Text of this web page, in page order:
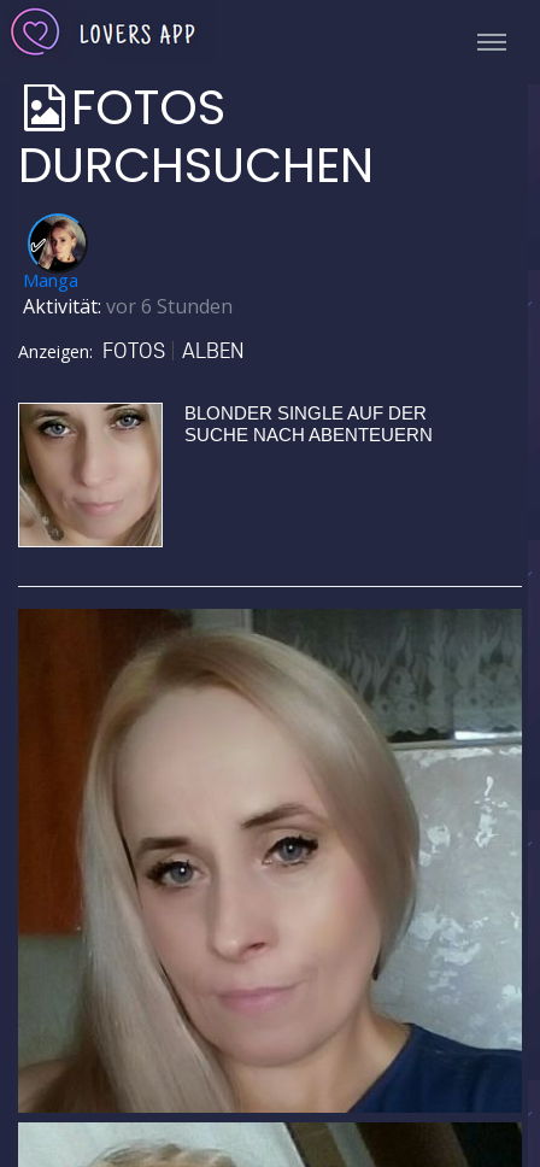
FOTOS
DURCHSUCHEN
✅
Manga
Aktivität: vor 6 Stunden
Anzeigen: FOTOS ALBEN
BLONDER SINGLE AUF DER
SUCHE NACH ABENTEUERN